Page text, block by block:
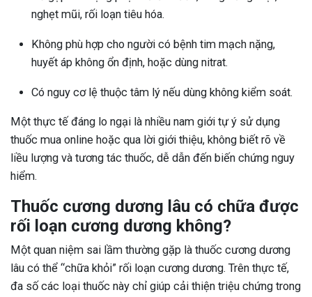
nghẹt mũi, rối loạn tiêu hóa.
Không phù hợp cho người có bệnh tim mạch nặng,
huyết áp không ổn định, hoặc dùng nitrat.
Có nguy cơ lệ thuộc tâm lý nếu dùng không kiểm soát.
Một thực tế đáng lo ngại là nhiều nam giới tự ý sử dụng
thuốc mua online hoặc qua lời giới thiệu, không biết rõ về
liều lượng và tương tác thuốc, dễ dẫn đến biến chứng nguy
hiểm.
Thuốc cương dương lâu có chữa được
rối loạn cương dương không?
Một quan niệm sai lầm thường gặp là thuốc cương dương
lâu có thể “chữa khỏi” rối loạn cương dương. Trên thực tế,
đa số các loại thuốc này chỉ giúp cải thiện triệu chứng trong